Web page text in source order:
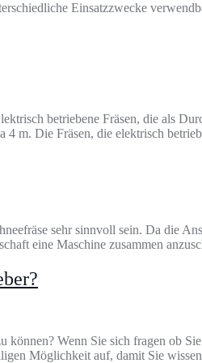
Einsatzzwecke
betriebene Fräsen, die als
m. Die Fräsen, die elektrisch
sehr sinnvoll sein. Da die
eine Maschine zusammen
Wenn Sie sich fragen ob
Möglichkeit auf, damit Sie